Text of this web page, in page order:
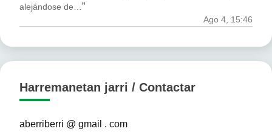
alejándose de… ”
Ago 4, 15:46
Harremanetan jarri / Contactar
aberriberri @ gmail . com